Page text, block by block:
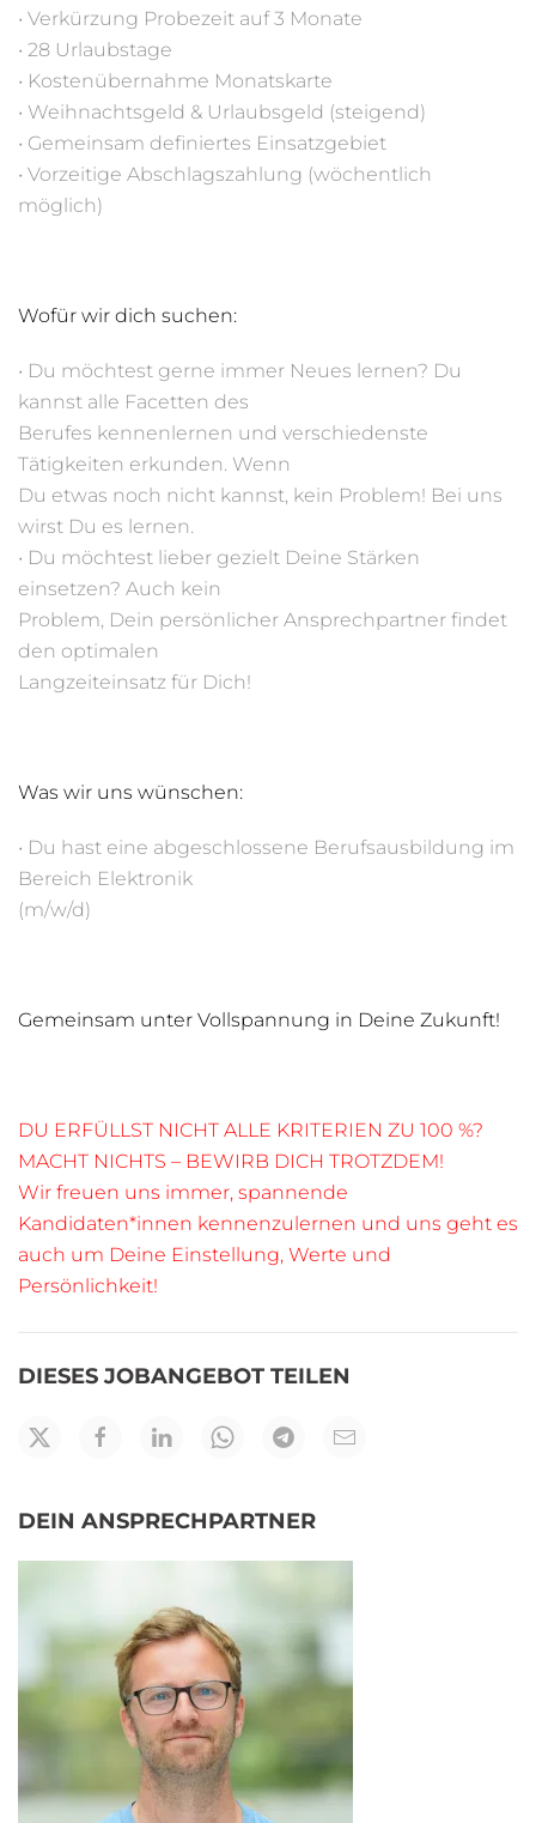
• Verkürzung Probezeit auf 3 Monate
• 28 Urlaubstage
• Kostenübernahme Monatskarte
• Weihnachtsgeld & Urlaubsgeld (steigend)
• Gemeinsam definiertes Einsatzgebiet
• Vorzeitige Abschlagszahlung (wöchentlich
möglich)
Wofür wir dich suchen:
• Du möchtest gerne immer Neues lernen? Du
kannst alle Facetten des
Berufes kennenlernen und verschiedenste
Tätigkeiten erkunden. Wenn
Du etwas noch nicht kannst, kein Problem! Bei uns
wirst Du es lernen.
• Du möchtest lieber gezielt Deine Stärken
einsetzen? Auch kein
Problem, Dein persönlicher Ansprechpartner findet
den optimalen
Langzeiteinsatz für Dich!
Was wir uns wünschen:
• Du hast eine abgeschlossene Berufsausbildung im
Bereich Elektronik
(m/w/d)
Gemeinsam unter Vollspannung in Deine Zukunft!
DU ERFÜLLST NICHT ALLE KRITERIEN ZU 100 %?
MACHT NICHTS – BEWIRB DICH TROTZDEM!
Wir freuen uns immer, spannende
Kandidaten*innen kennenzulernen und uns geht es
auch um Deine Einstellung, Werte und
Persönlichkeit!
DIESES JOBANGEBOT TEILEN
DEIN ANSPRECHPARTNER